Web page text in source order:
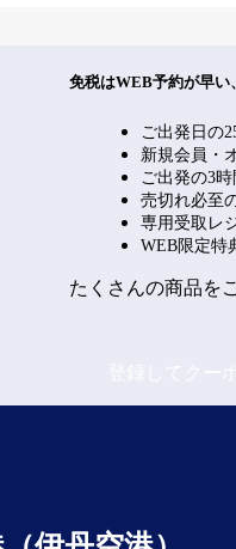
免税はWEB予約が早い
ご出発日の
新規会員・
ご出発の3
売切れ必至
専用受取レ
WEB限定特
たくさんの商品を